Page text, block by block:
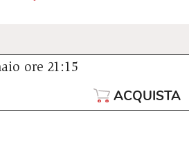
cast fisso di
versatilità anche online,
che l’hanno resa
dell’intrattenimento
ore 21:15
ACQUISTA